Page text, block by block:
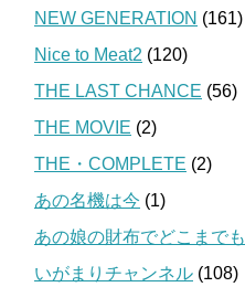
NEW GENERATION (161)
Nice to Meat2 (120)
THE LAST CHANCE (56)
THE MOVIE (2)
THE・COMPLETE (2)
あの名機は今 (1)
あの娘の財布でどこまでも
いがまりチャンネル (108)